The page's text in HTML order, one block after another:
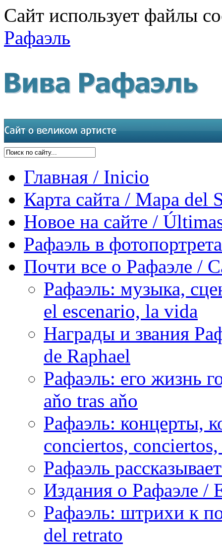
Сайт использует файлы
Рафаэль
Главная / Inicio
Карта сайта / Mapa del
Новое на сайте /
Рафаэль в
Почти все о Рафаэле /
Рафаэль: музыка,
el escenario, la vida
Награды и звания
de Raphael
Рафаэль: его жизнь
aňo tras aňo
Рафаэль: концерты,
conciertos,
Рафаэль
Издания о Рафаэле /
Рафаэль: штрихи к
del retrato